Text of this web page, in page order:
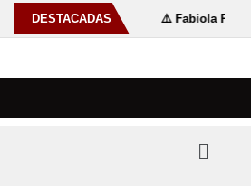
DESTACADAS
de julio ⚠️ Fabiola Rodríguez